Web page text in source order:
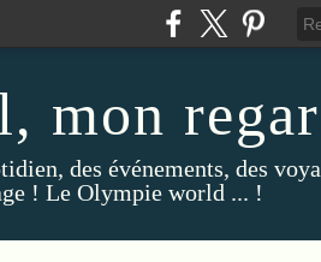
mon
des événements, des
! Le Olympie world ... !